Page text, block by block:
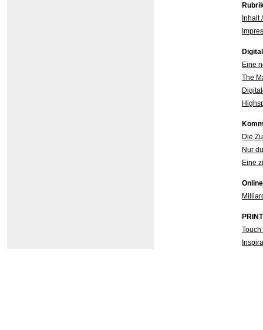
Inhalt
Eine
The
Die
Nur
Eine
Touch